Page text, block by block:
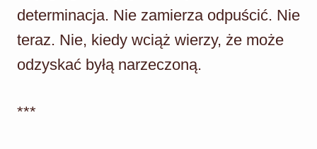
determinacja. Nie zamierza odpuścić. Nie
teraz. Nie, kiedy wciąż wierzy, że może
odzyskać byłą narzeczoną.
***